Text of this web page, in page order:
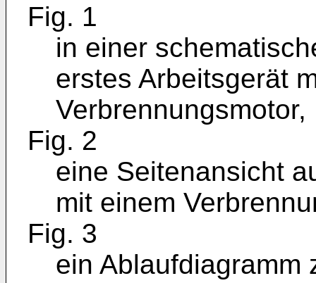
Fig. 1
in einer
erstes Arbeitsgerät
Verbrennungsmotor,
Fig. 2
eine Seitenansicht
mit einem
Fig. 3
ein Ablaufdiagramm